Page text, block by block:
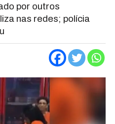
por outros
nas redes; polícia